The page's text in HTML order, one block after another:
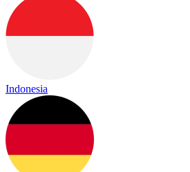
Indonesia